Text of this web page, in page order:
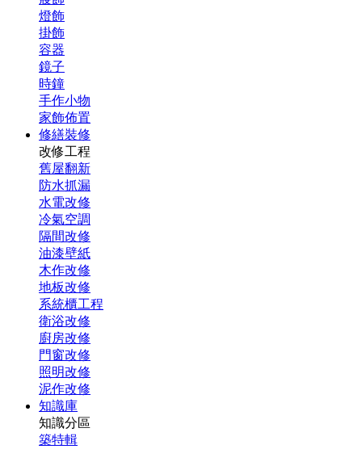
燈飾
掛飾
容器
鏡子
時鐘
手作小物
家飾佈置
修繕裝修
改修工程
舊屋翻新
防水抓漏
水電改修
冷氣空調
隔間改修
油漆壁紙
木作改修
地板改修
系統櫃工程
衛浴改修
廚房改修
門窗改修
照明改修
泥作改修
知識庫
知識分區
築特輯